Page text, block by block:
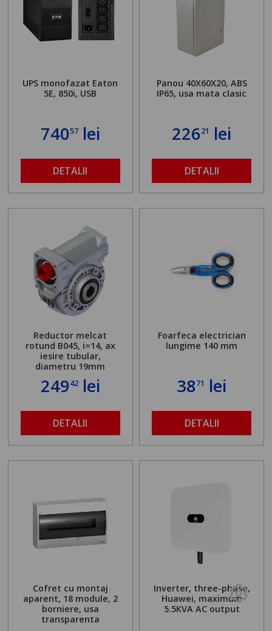
UPS monofazat Eaton
5E, 850i, USB
74057lei
DETALII
Panou 40X60X20, ABS
IP65, usa mata clasic
22621 lei
DETALII
Reductor melcat
rotund B045, i=14, ax
iesire tubular,
diametru 19mm
24942lei
DETALII
Foarfeca electrician
lungime 140 mm
3871 lei
DETALII
Cofret cu montaj
aparent, 18 module, 2
borniere, usa
transparenta
Inverter, three-phase,
Huawei, maximum
5.5KVA AC output